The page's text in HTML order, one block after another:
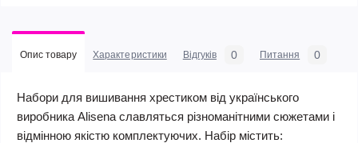
Опис товару Характеристики Відгуків 0 Питання 0
Набори для вишивання хрестиком від українського
виробника Alisena славляться різноманітними сюжетами і
відмінною якістю комплектуючих. Набір містить: